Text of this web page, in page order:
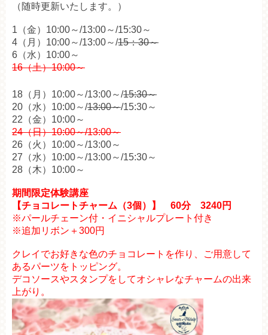
（随時更新いたします。）
1（金）10:00～/13:00～/15:30～
4（月）10:00～/13:00～/15：30～
6（水）10:00～
16（土）10:00～
18（月）10:00～/13:00～/15:30～
20（水）10:00～/13:00～/15:30～
22（金）10:00～
24（日）10:00～/13:00～
26（火）10:00～/13:00～
27（水）10:00～/13:00～/15:30～
28（木）10:00～
期間限定体験講座
【チョコレートチャーム（3個）】 60分 3240円
※パールチェーン付・イニシャルプレート付き
※追加リボン＋300円
クレイでお好きな色のチョコレートを作り、ご用意して
あるパーツをトッピング。
デコソースやスタンプをしてオシャレなチャームの出来
上がり。